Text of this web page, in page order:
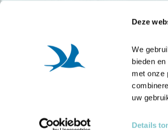
Deze
We
bieden
met onze
uw
Details